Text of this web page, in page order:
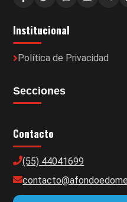
Institucional
Política de Privacidad
Secciones
Contacto
(55) 44041699